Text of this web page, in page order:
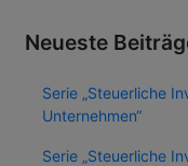
Neueste
Serie „Steuerliche
Unternehmen“
Serie „Steuerliche